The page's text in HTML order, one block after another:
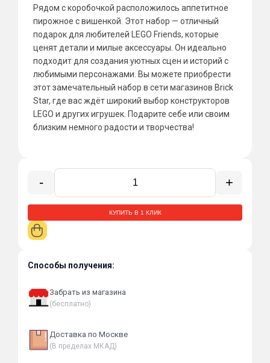
Рядом с коробочкой расположилось аппетитное
пирожное с вишенкой. Этот набор — отличный
подарок для любителей LEGO Friends, которые
ценят детали и милые аксессуары. Он идеально
подходит для создания уютных сцен и историй с
любимыми персонажами. Вы можете приобрести
этот замечательный набор в сети магазинов Brick
Star, где вас ждёт широкий выбор конструкторов
LEGO и других игрушек. Подарите себе или своим
близким немного радости и творчества!
- +
КУПИТЬ В 1 КЛИК
Способы получения:
Забрать из магазина
(бесплатно)
Доставка по Москве
(В пределах МКАД)